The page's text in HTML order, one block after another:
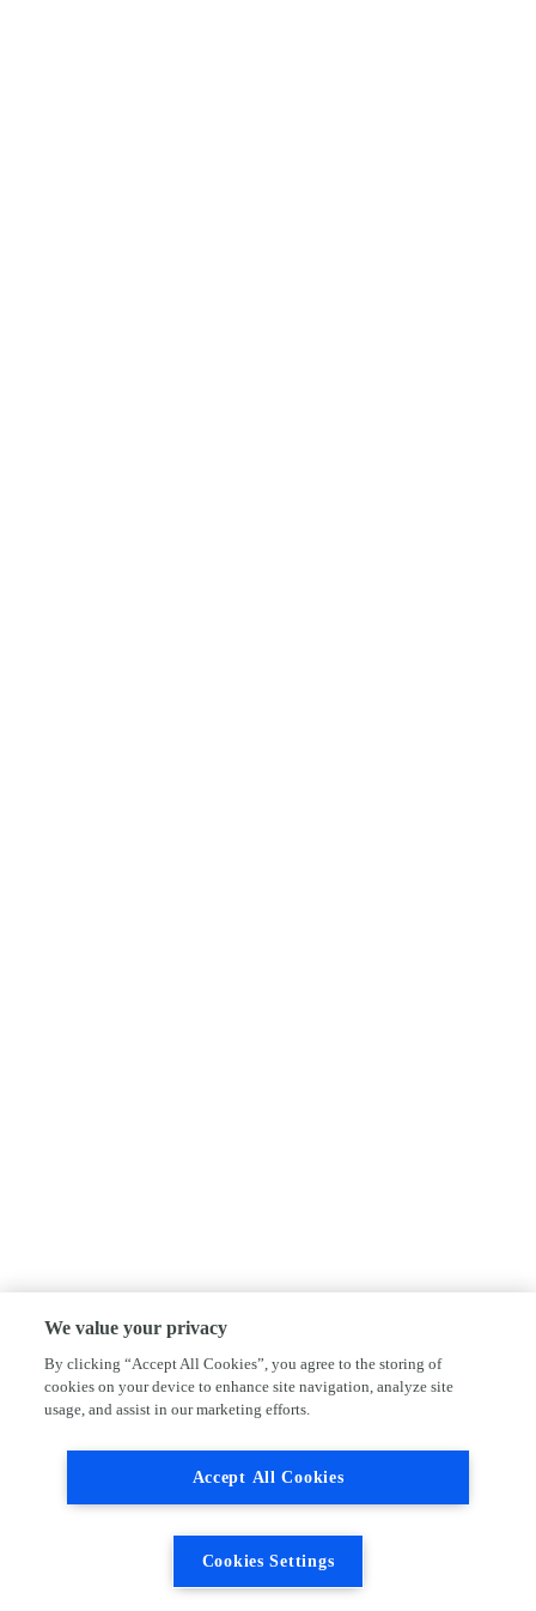
We value your privacy
By clicking “Accept All Cookies”, you agree to the storing of
cookies on your device to enhance site navigation, analyze site
usage, and assist in our marketing efforts.
Accept All Cookies
Cookies Settings